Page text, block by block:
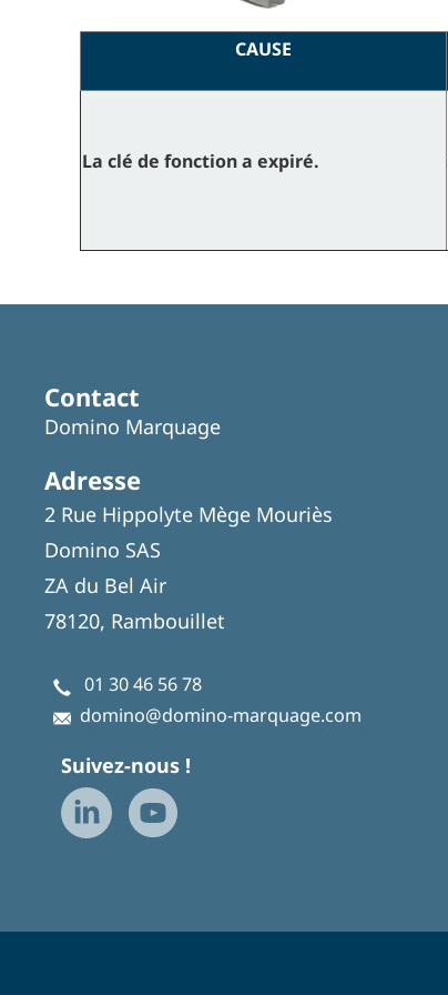
CAUSE
La clé de fonction a expiré.
Contact
Domino Marquage
Adresse
2 Rue Hippolyte Mège Mouriès
Domino SAS
ZA du Bel Air
78120, Rambouillet
01 30 46 56 78
domino@domino-marquage.com
Suivez-nous !